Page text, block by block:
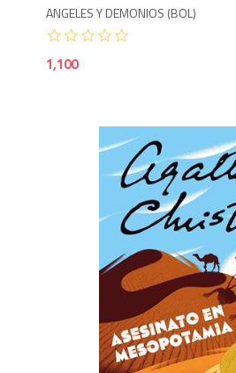
ANGELES Y DEMONIOS (BOL)
1,100